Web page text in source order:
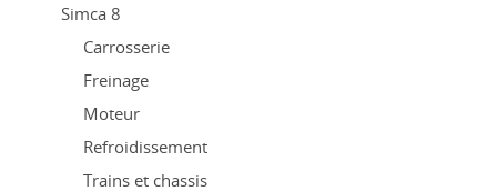
Simca 8
Carrosserie
Freinage
Moteur
Refroidissement
Trains et chassis